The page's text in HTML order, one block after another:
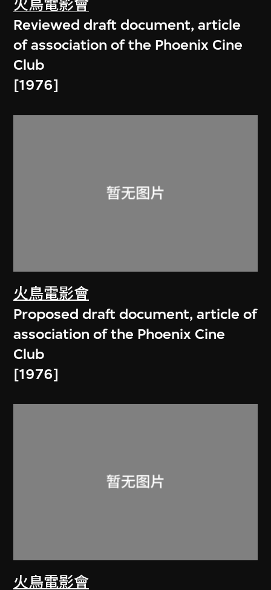
火鳥電影會
Reviewed draft document, article
of association of the Phoenix Cine
Club
[1976]
火鳥電影會
Proposed draft document, article of
association of the Phoenix Cine
Club
[1976]
火鳥電影會